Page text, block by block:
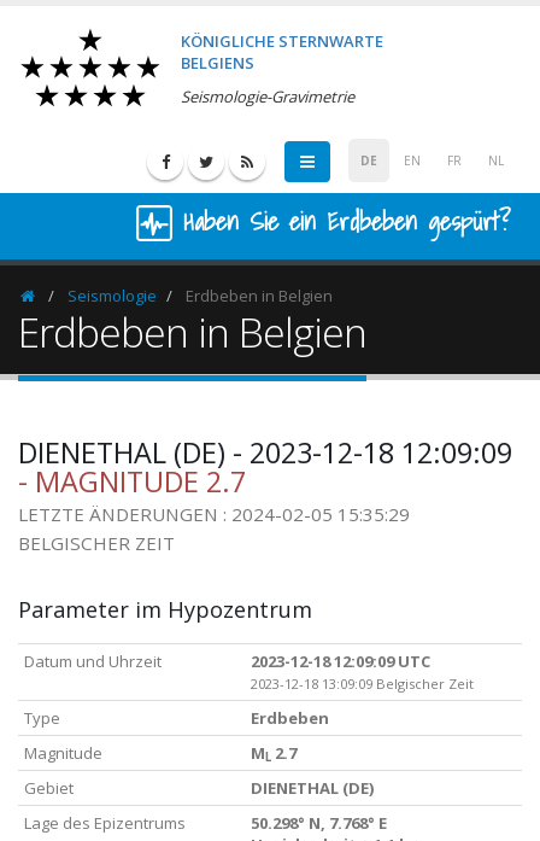
KÖNIGLICHE STERNWARTE
BELGIENS
Seismologie-Gravimetrie
DE EN FR NL
Haben Sie ein Erdbeben gespürt?
HomepageSeismologie Erdbeben in Belgien
Erdbeben in Belgien
DIENETHAL (DE) - 2023-12-18 12:09:09
- MAGNITUDE 2.7
LETZTE ÄNDERUNGEN : 2024-02-05 15:35:29
BELGISCHER ZEIT
Parameter im Hypozentrum
Datum und Uhrzeit 2023-12-18 12:09:09 UTC
2023-12-18 13:09:09 Belgischer Zeit
Type
Erdbeben
Magnitude
M L 2.7
Gebiet
DIENETHAL (DE)
Lage des Epizentrums
50.298° N, 7.768° E